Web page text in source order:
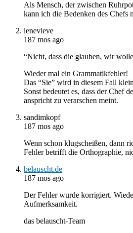
Als Mensch, der zwischen
kann ich die Bedenken des Chefs
lenevieve
187 mos ago
“Nicht, dass die glauben, wir
Wieder mal ein Grammatikfehler!
Das “Sie” wird in diesem Fall
Sonst bedeutet es, dass der Chef
anspricht zu verarschen meint.
sandimkopf
187 mos ago
Wenn schon klugscheißen, dann
Fehler betrifft die Orthographie,
belauscht.de
187 mos ago
Der Fehler wurde korrigiert.
Aufmerksamkeit.
das belauscht-Team